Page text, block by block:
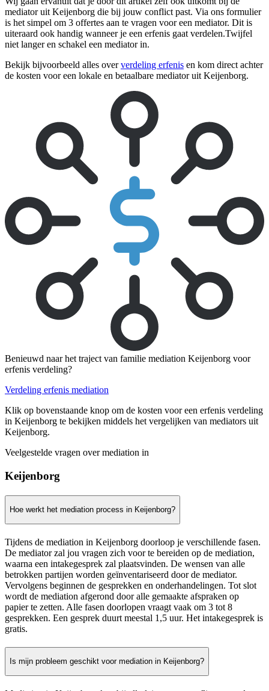
mediator uit Keijenborg die bij jouw conflict past. Via ons formulier
is het simpel om 3 offertes aan te vragen voor een mediator. Dit is
uiteraard ook handig wanneer je een erfenis gaat verdelen.Twijfel
niet langer en schakel een mediator in.
Bekijk bijvoorbeeld alles oververdeling erfenis en kom direct achter
de kosten voor een lokale en betaalbare mediator uit Keijenborg.
Benieuwd naar het traject van familie mediation Keijenborg voor
erfenis verdeling?
Verdeling erfenis mediation
Klik op bovenstaande knop om de kosten voor een erfenis verdeling
in Keijenborg te bekijken middels het vergelijken van mediators uit
Keijenborg.
Veelgestelde vragen over mediation in
Keijenborg
Hoe werkt het mediation process in Keijenborg?
Tijdens de mediation in Keijenborg doorloop je verschillende fasen.
De mediator zal jou vragen zich voor te bereiden op de mediation,
waarna een intakegesprek zal plaatsvinden. De wensen van alle
betrokken partijen worden geïnventariseerd door de mediator.
Vervolgens beginnen de gesprekken en onderhandelingen. Tot slot
wordt de mediation afgerond door alle gemaakte afspraken op
papier te zetten. Alle fasen doorlopen vraagt vaak om 3 tot 8
gesprekken. Een gesprek duurt meestal 1,5 uur. Het intakegesprek is
gratis.
Is mijn probleem geschikt voor mediation in Keijenborg?